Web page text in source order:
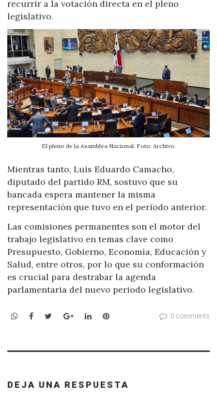
recurrir a la votación directa en el pleno
legislativo.
El pleno de la Asamblea Nacional. Foto: Archivo.
Mientras tanto, Luis Eduardo Camacho,
diputado del partido RM, sostuvo que su
bancada espera mantener la misma
representación que tuvo en el periodo anterior.
Las comisiones permanentes son el motor del
trabajo legislativo en temas clave como
Presupuesto, Gobierno, Economía, Educación y
Salud, entre otros, por lo que su conformación
es crucial para destrabar la agenda
parlamentaria del nuevo periodo legislativo.
WhatsApp
Facebook
TwitterGoogle+LinkedInPinterest 0 comments
DEJA UNA RESPUESTA